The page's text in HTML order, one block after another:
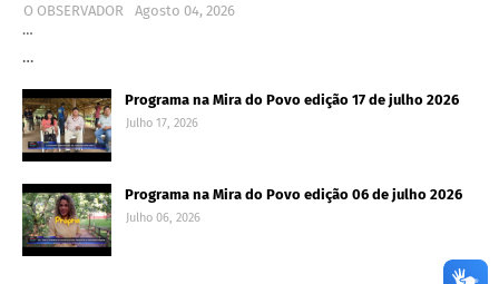
O OBSERVADOR
Agosto 04, 2026
…
…
Programa na Mira do Povo edição 17 de julho 2026
Julho 17, 2026
Programa na Mira do Povo edição 06 de julho 2026
Julho 06, 2026